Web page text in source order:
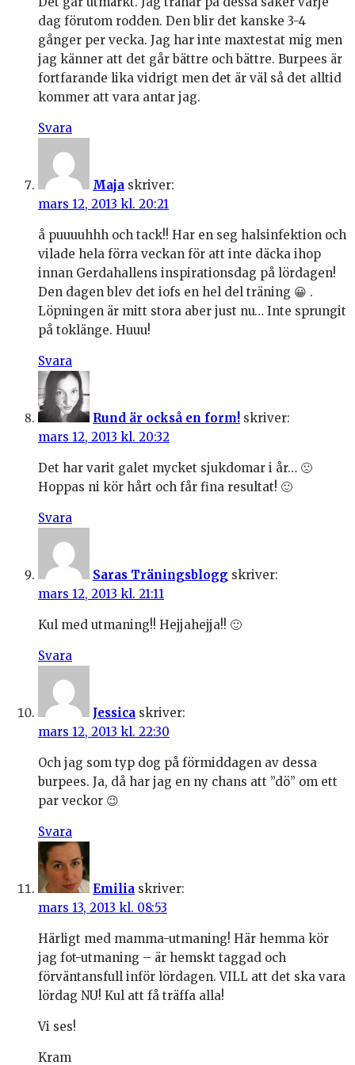
dag förutom rodden. Den blir det kanske 3-4
gånger per vecka. Jag har inte maxtestat mig men
jag känner att det går bättre och bättre. Burpees är
fortfarande lika vidrigt men det är väl så det alltid
kommer att vara antar jag.
Svara
Maja skriver:
mars 12, 2013 kl. 20:21
å puuuuhhh och tack!! Har en seg halsinfektion och
vilade hela förra veckan för att inte däcka ihop
innan Gerdahallens inspirationsdag på lördagen!
Den dagen blev det iofs en hel del träning 😀 .
Löpningen är mitt stora aber just nu… Inte sprungit
på toklänge. Huuu!
Svara
Rund är också en form! skriver:
mars 12, 2013 kl. 20:32
Det har varit galet mycket sjukdomar i år… 🙁
Hoppas ni kör hårt och får fina resultat! 🙂
Svara
Saras Träningsblogg skriver:
mars 12, 2013 kl. 21:11
Kul med utmaning!! Hejjahejja!! 🙂
Svara
Jessica skriver:
mars 12, 2013 kl. 22:30
Och jag som typ dog på förmiddagen av dessa
burpees. Ja, då har jag en ny chans att ”dö” om ett
par veckor 😉
Svara
Emilia skriver:
mars 13, 2013 kl. 08:53
Härligt med mamma-utmaning! Här hemma kör
jag fot-utmaning – är hemskt taggad och
förväntansfull inför lördagen. VILL att det ska vara
lördag NU! Kul att få träffa alla!
Vi ses!
Kram